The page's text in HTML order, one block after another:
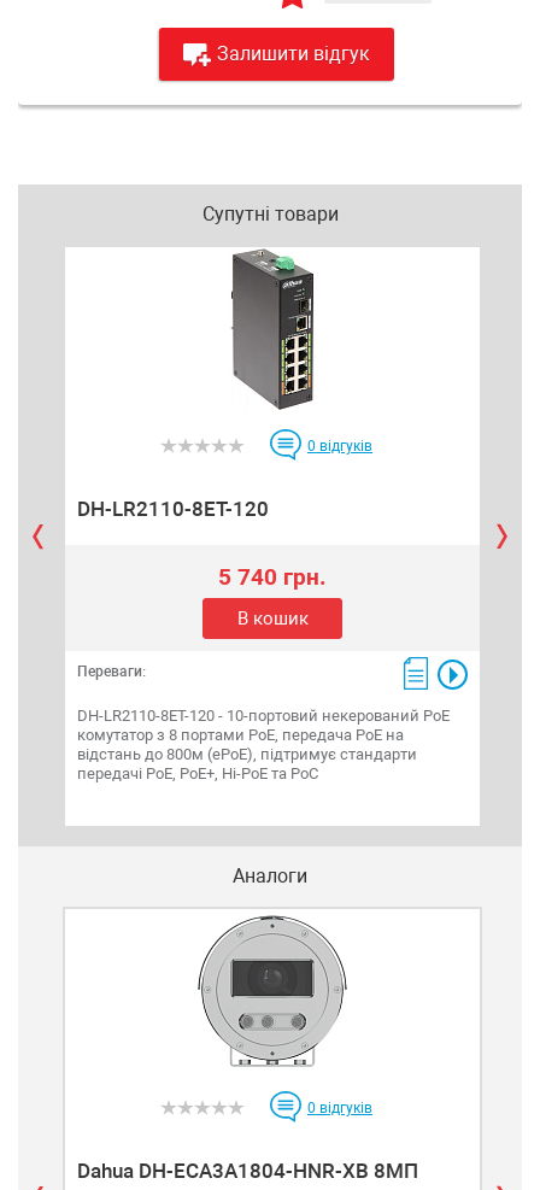
Залишити відгук
Супутні товари
0 відгуків
DH-LR2110-8ET-120
5 740 грн.
В кошик
Переваги:
DH-LR2110-8ET-120 - 10-портовий некерований PoE
комутатор з 8 портами РоЕ, передача PoE на
відстань до 800м (ePoE), підтримує стандарти
передачі PoE, PoE+, Hi-PoE та PoC
Аналоги
0 відгуків
Dahua DH-ECA3A1804-HNR-XB 8МП